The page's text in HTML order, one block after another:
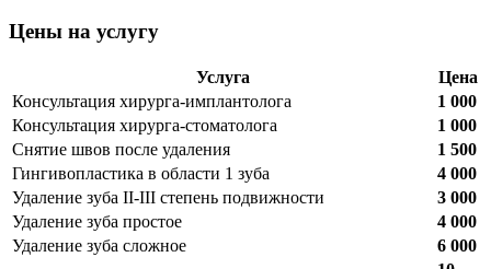
Цены на услугу
Услуга
Цена
Консультация хирурга-имплантолога
1 000
Консультация хирурга-стоматолога
1 000
Снятие швов после удаления
1 500
Гингивопластика в области 1 зуба
4 000
Удаление зуба II-III степень подвижности
3 000
Удаление зуба простое
4 000
Удаление зуба сложное
6 000